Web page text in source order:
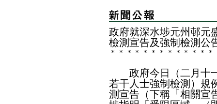
政府就深水埗元州邨元
檢測宣告及強制檢測公
＊ ＊ ＊ ＊ ＊ ＊ ＊ ＊ ＊ ＊ ＊ ＊ ＊
政府今日（二月十一
若干人士強制檢測）規
測宣告（下稱「相關宣